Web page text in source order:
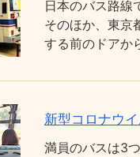
日本のバス路線
そのほか、東京
する前のドアか
新型コロナウ
満員のバスは3